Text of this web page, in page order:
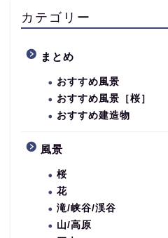
カテゴリー
まとめ
おすすめ風景
おすすめ風景［桜］
おすすめ建造物
風景
桜
花
滝/峡谷/渓谷
山/高原